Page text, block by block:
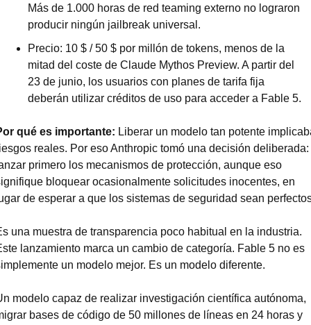
Más de 1.000 horas de red teaming externo no lograron
producir ningún jailbreak universal.
Precio: 10 $ / 50 $ por millón de tokens, menos de la
mitad del coste de Claude Mythos Preview. A partir del
23 de junio, los usuarios con planes de tarifa fija
deberán utilizar créditos de uso para acceder a Fable 5.
qué es importante: Liberar un modelo tan potente
reales. Por eso Anthropic tomó una decisión deliberada:
primero los mecanismos de protección, aunque eso
bloquear ocasionalmente solicitudes inocentes, en
de esperar a que los sistemas de seguridad sean
una muestra de transparencia poco habitual en la industria.
lanzamiento marca un cambio de categoría. Fable 5 no es
un modelo mejor. Es un modelo diferente.
modelo capaz de realizar investigación científica autónoma,
bases de código de 50 millones de líneas en 24 horas y